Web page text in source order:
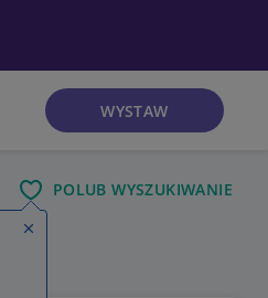
WYSTAW
POLUB WYSZUKIWANIE
Zamknij wskazówkę